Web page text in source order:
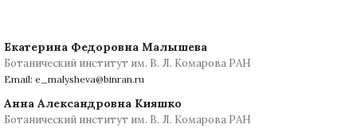
Екатерина Федоровна Малышева
Ботанический институт им. В. Л. Комарова РАН
Email: e_malysheva@binran.ru
Анна Александровна Кияшко
Ботанический институт им. В. Л. Комарова РАН